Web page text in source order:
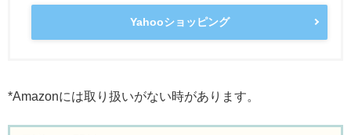
Yahooショッピング
*Amazonには取り扱いがない時があります。